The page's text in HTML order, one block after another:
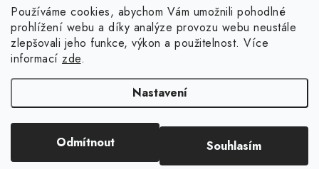
Používáme cookies, abychom Vám umožnili pohodlné
prohlížení webu a díky analýze provozu webu neustále
zlepšovali jeho funkce, výkon a použitelnost. Více
informací zde.
Nastavení
Odmítnout Souhlasím
Informace pro vás
Dopravné
Kontaktujte nás
Hodnocení obchodu
Tipy na tvoření
Jutový Mikuláš, anděl a čert - perfektní zábava pro děti
Mikuláš, anděl a čert - perfektní tvoření pro děti
Vytvořil Shoptet
Copyright 2026CENTROFLOR, s.r.o. . Všechna práva vyhrazena.